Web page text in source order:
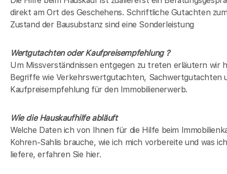
direkt am Ort des Geschehens. Schriftliche Gutachten
Zustand der Bausubstanz sind eine Sonderleistung
Wertgutachten oder Kaufpreisempfehlung ?
Um Missverständnissen entgegen zu treten erläutern wir
Begriffe wie Verkehrswertgutachten, Sachwertgutachten
Kaufpreisempfehlung für den Immobilienerwerb.
Wie die Hauskaufhilfe abläuft
Welche Daten ich von Ihnen für die Hilfe beim
Kohren-Sahlis brauche, wie ich mich vorbereite und was
liefere, erfahren Sie hier.